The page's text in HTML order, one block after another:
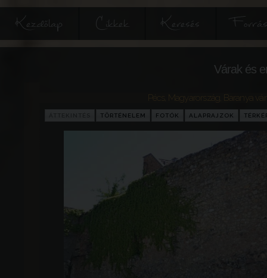
Kezdőlap Cikkek Keresés
Várak és
Pécs Magyarország
TÖRTÉNELEM FOTÓK ALAPRAJZOK